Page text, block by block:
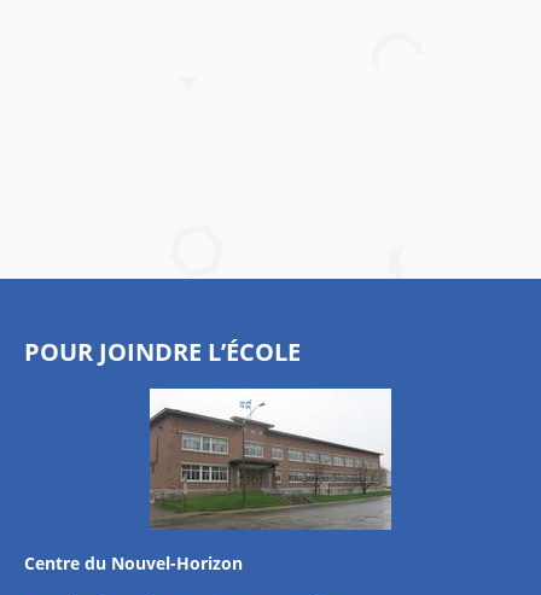
POUR JOINDRE L’ÉCOLE
Centre du Nouvel-Horizon